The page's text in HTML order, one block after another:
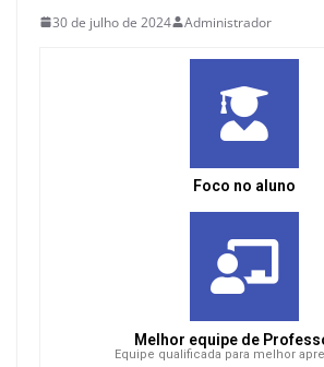
30 de julho de 2024 Administrador
Foco no aluno
Melhor equipe de
Equipe qualificada para melhor